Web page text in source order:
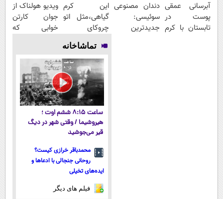
آبرسانی عمقی
پوست در
تابستان با کرم
دندان مصنوعی
سوئیسی:
جدیدترین
این کرم
گیاهی،مثل اتو
چروکای
پوستتوصاف
میکنه!50%تخفیف
ویدیو هولناک از
جوان کارتن
خوابی که
تماشاخانه
ساعت ۸:۱۵ ششم اوت ؛
هیروشیما / وقتی شهر در دیگ
قیر می‌جوشید
محمدباقر خرازی کیست؟
روحانی جنجالی با ادعاها و
ایده‌های تخیلی
فیلم های دیگر